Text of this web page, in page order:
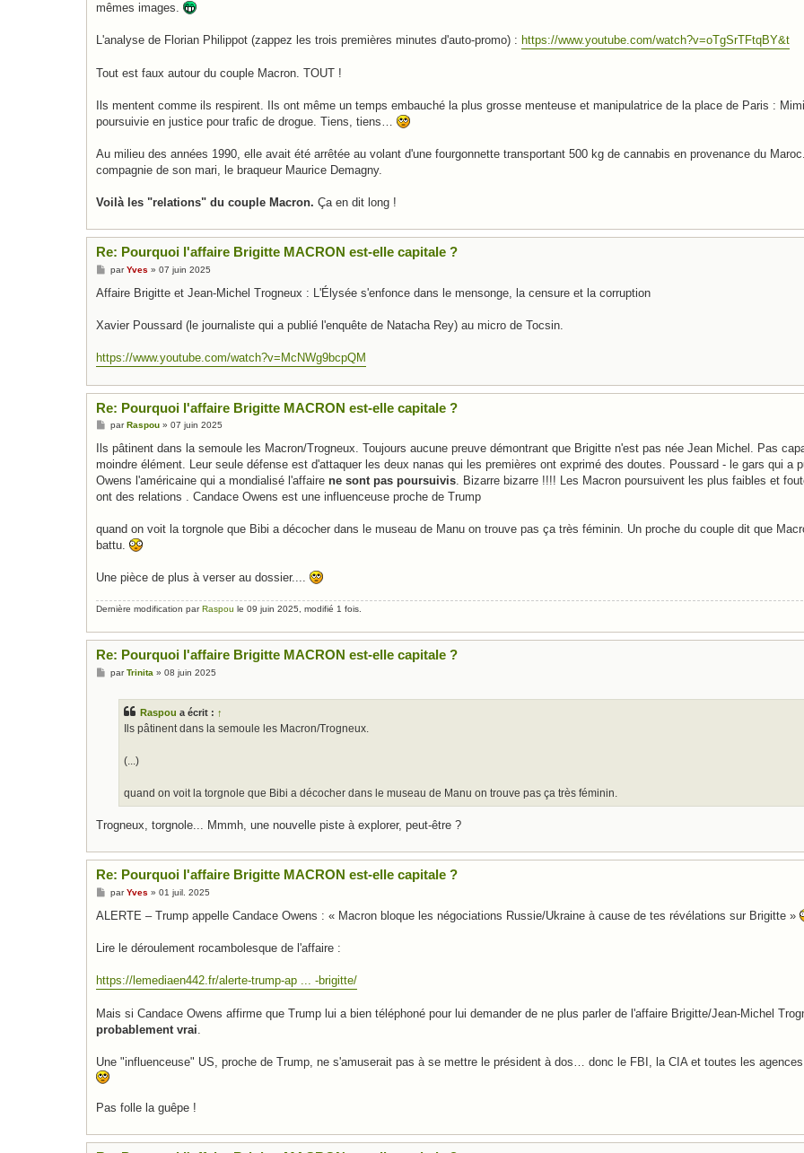
mêmes images.
L'analyse de Florian Philippot (zappez les trois premières minutes d'auto-promo) : https://www.youtube.com/watch?v=oTgSrTFtqBY&t
Tout est faux autour du couple Macron. TOUT !
Ils mentent comme ils respirent. Ils ont même un temps embauché la plus grosse menteuse et manipulatrice de la place de Paris :
poursuivie en justice pour trafic de drogue. Tiens, tiens…
Au milieu des années 1990, elle avait été arrêtée au volant d'une fourgonnette transportant 500 kg de cannabis en provenance du
compagnie de son mari, le braqueur Maurice Demagny.
Voilà les "relations" du couple Macron. Ça en dit long !
Re: Pourquoi l'affaire Brigitte MACRON est-elle capitale ?
M
s
g
parYves » 07 juin 2025
Affaire Brigitte et Jean-Michel Trogneux : L'Élysée s'enfonce dans le mensonge, la censure et la corruption
Xavier Poussard (le journaliste qui a publié l'enquête de Natacha Rey) au micro de Tocsin.
https://www.youtube.com/watch?v=McNWg9bcpQM
Re: Pourquoi l'affaire Brigitte MACRON est-elle capitale ?
M
s
a
g
parRaspou» 07 juin 2025
Ils pâtinent dans la semoule les Macron/Trogneux. Toujours aucune preuve démontrant que Brigitte n'est pas née Jean Michel. Pas
moindre élément. Leur seule défense est d'attaquer les deux nanas qui les premières ont exprimé des doutes. Poussard - le gars qui a
Owens l'américaine qui a mondialisé l'affaire ne sont pas poursuivis. Bizarre bizarre !!!! Les Macron poursuivent les plus faibles et
ont des relations . Candace Owens est une influenceuse proche de Trump
quand on voit la torgnole que Bibi a décocher dans le museau de Manu on trouve pas ça très féminin. Un proche du couple dit que
battu.
Une pièce de plus à verser au dossier....
Dernière modification parRaspou le 09 juin 2025, modifié 1 fois.
Re: Pourquoi l'affaire Brigitte MACRON est-elle capitale ?
MparTrinita » 08 juin 2025
Raspou a écrit : ↑
Ils pâtinent dans la semoule les Macron/Trogneux.
(...)
quand on voit la torgnole que Bibi a décocher dans le museau de Manu on trouve pas ça très féminin.
Trogneux, torgnole... Mmmh, une nouvelle piste à explorer, peut-être ?
Re: Pourquoi l'affaire Brigitte MACRON est-elle capitale ?
M
s
g
parYves » 01 juil. 2025
ALERTE – Trump appelle Candace Owens : « Macron bloque les négociations Russie/Ukraine à cause de tes révélations sur Brigitte »
Lire le déroulement rocambolesque de l'affaire :
https://lemediaen442.fr/alerte-trump-ap ... -brigitte/
Mais si Candace Owens affirme que Trump lui a bien téléphoné pour lui demander de ne plus parler de l'affaire Brigitte/Jean-Michel
probablement vrai
Une "influenceuse" US, proche de Trump, ne s'amuserait pas à se mettre le président à dos… donc le FBI, la CIA et toutes les
Pas folle la guêpe !